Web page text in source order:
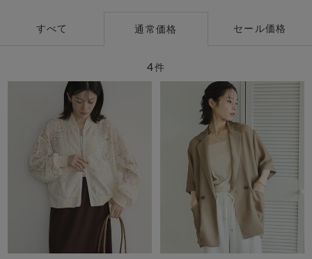
すべて 通常価格 セール価格
4件